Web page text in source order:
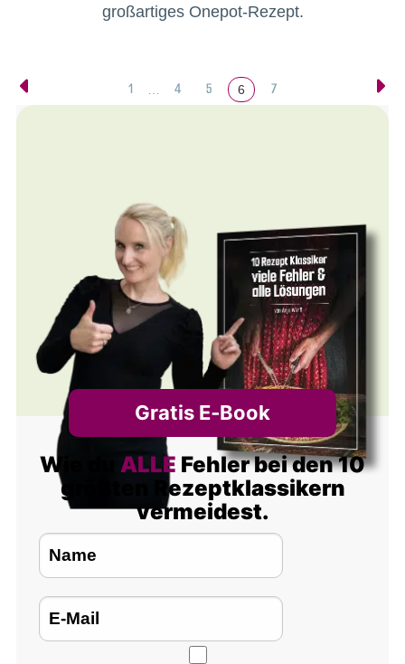
großartiges Onepot-Rezept.
1 4 5 6 7
Gratis E‑Book
Wie du ALLE Fehler bei den 10
größten Rezeptklassikern
vermeidest.